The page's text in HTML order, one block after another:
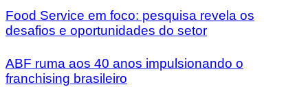
Food Service em foco: pesquisa revela os
desafios e oportunidades do setor
ABF ruma aos 40 anos impulsionando o
franchising brasileiro